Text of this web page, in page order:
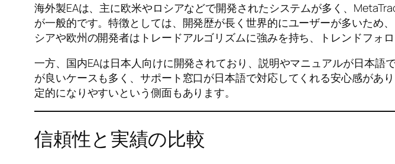
海外製EAは、主に欧米やロシアなどで開発されたシステムが多く、
が一般的です。特徴としては、開発歴が長く世界的にユーザーが多いため
シアや欧州の開発者はトレードアルゴリズムに強みを持ち、トレンドフォ
一方、国内EAは日本人向けに開発されており、説明やマニュアルが日本
が良いケースも多く、サポート窓口が日本語で対応してくれる安心感があ
定的になりやすいという側面もあります。
信頼性と実績の比較